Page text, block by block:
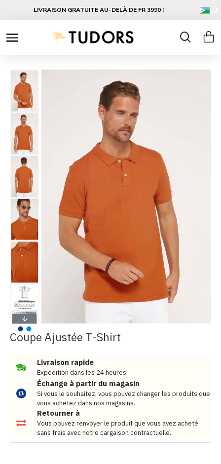
LIVRAISON GRATUITE AU-DELÀ DE FR 3990 !
Coupe Ajustée T-Shirt
Livraison rapide
Expédition dans les 24 heures.
Échange à partir du magasin
Si vous le souhaitez, vous pouvez changer les produits que
vous achetez dans nos magasins.
Retourner à
Vous pouvez renvoyer le produit que vous avez acheté
sans frais avec notre cargaison contractuelle.